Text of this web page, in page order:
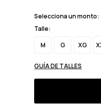
Selecciona un monto:
Talle:
M
G XG
GUÍA DE TALLES